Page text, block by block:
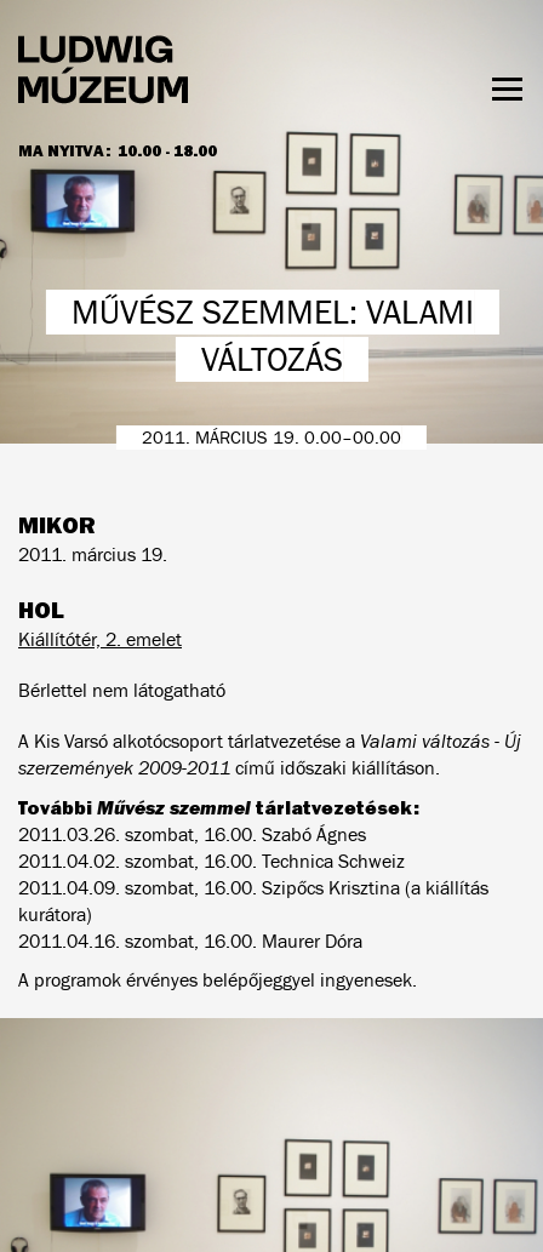
tartalomra
MA NYITVA: 10.00 - 18.00
NYITVATARTÁS ÉS JEGYÁRAK
MŰVÉSZ SZEMMEL: VALAMI
VÁLTOZÁS
2011. MÁRCIUS 19. 0.00–00.00
MIKOR
2011. március 19.
HOL
Kiállítótér, 2. emelet
Bérlettel nem látogatható
A Kis Varsó alkotócsoport tárlatvezetése a Valami változás - Új
szerzemények 2009-2011 című időszaki kiállításon.
További Művész szemmel tárlatvezetések:
2011.03.26. szombat, 16.00. Szabó Ágnes
2011.04.02. szombat, 16.00. Technica Schweiz
2011.04.09. szombat, 16.00. Szipőcs Krisztina (a kiállítás
kurátora)
2011.04.16. szombat, 16.00. Maurer Dóra
A programok érvényes belépőjeggyel ingyenesek.